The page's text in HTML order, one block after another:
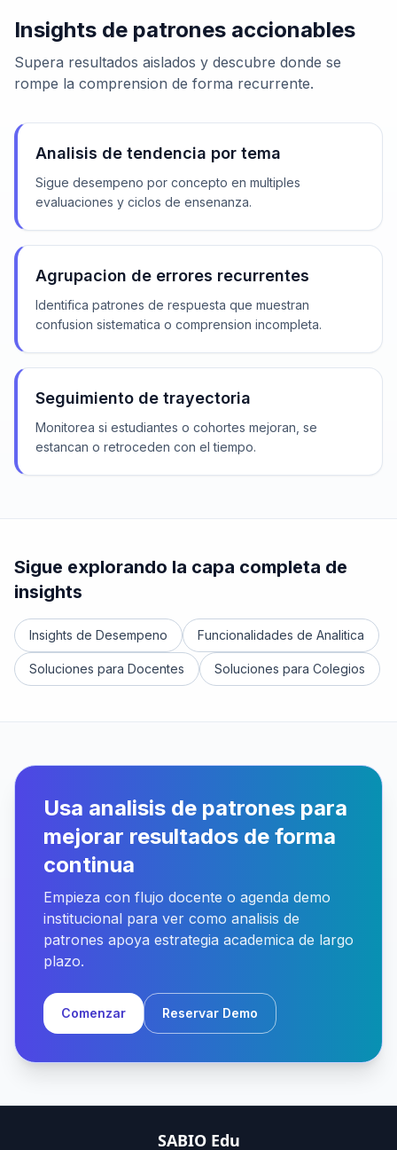
Insights de patrones accionables
Supera resultados aislados y descubre donde se
rompe la comprension de forma recurrente.
Analisis de tendencia por tema
Sigue desempeno por concepto en multiples
evaluaciones y ciclos de ensenanza.
Agrupacion de errores recurrentes
Identifica patrones de respuesta que muestran
confusion sistematica o comprension incompleta.
Seguimiento de trayectoria
Monitorea si estudiantes o cohortes mejoran, se
estancan o retroceden con el tiempo.
Sigue explorando la capa completa de
insights
Insights de Desempeno Funcionalidades de Analitica
Soluciones para Docentes Soluciones para Colegios
Usa analisis de patrones para
mejorar resultados de forma
continua
Empieza con flujo docente o agenda demo
institucional para ver como analisis de
patrones apoya estrategia academica de largo
plazo.
Comenzar Reservar Demo
SABIO Edu